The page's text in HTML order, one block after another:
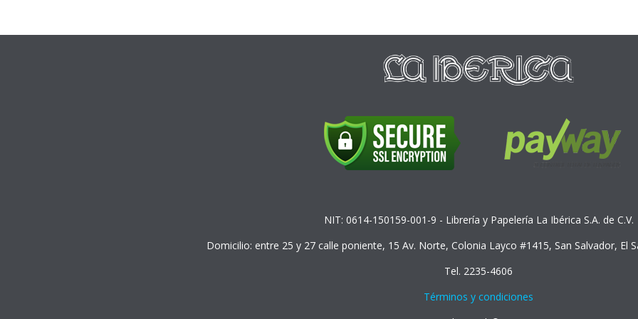
NIT: 0614-150159-001-9 - Librería y Papelería La Ibérica S.A. de C.V.
Domicilio: entre 25 y 27 calle poniente, 15 Av. Norte, Colonia Layco #1415, San Salvador, El
Tel. 2235-4606
Términos y condiciones